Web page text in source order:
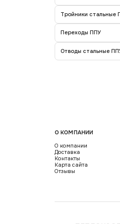
Тройники стальные
Переходы ППУ
Отводы стальные
О КОМПАНИИ
О компании
Доставка
Контакты
Карта сайта
Отзывы